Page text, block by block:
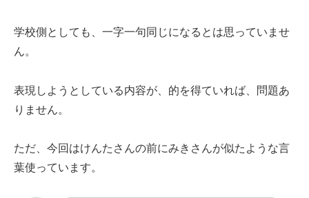
学校側としても、一字一句同じになるとは思っていませ
ん。
表現しようとしている内容が、的を得ていれば、問題あ
りません。
ただ、今回はけんたさんの前にみきさんが似たような言
葉使っています。